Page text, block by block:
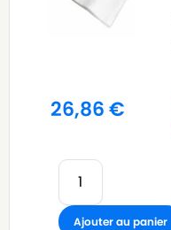
26,86€
Ajouter au panier